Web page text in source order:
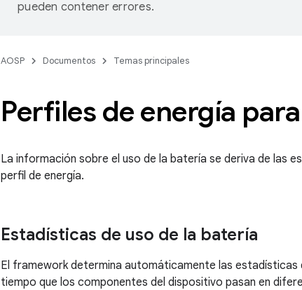
pueden contener errores.
AOSP Documentos Temas principales
Perfiles de energía
La información sobre el uso de la batería se deriva de las
perfil de energía.
Estadísticas de uso de la batería
El framework determina automáticamente las estadísticas
tiempo que los componentes del dispositivo pasan en